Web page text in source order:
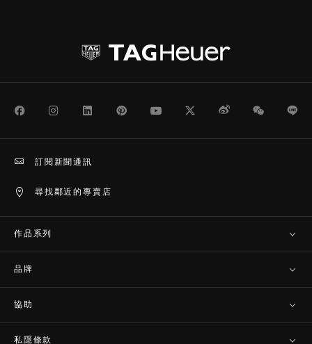
FacebookInstagramLinkedInPinterestYoutubeTwitterWeiboWeChat
尋找鄰近的專賣店
訂閱新聞通訊
作品系列
品牌
協助
私隱條款